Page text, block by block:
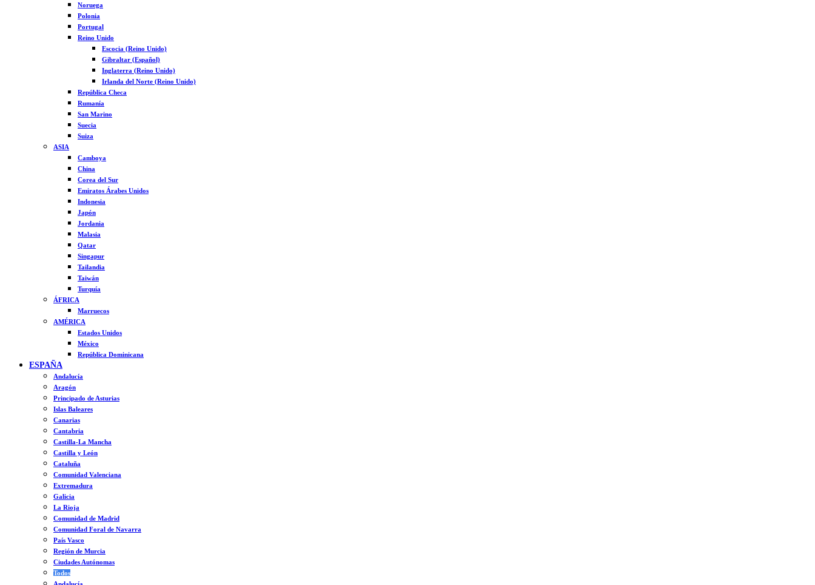
Noruega
Polonia
Portugal
Reino Unido
Escocia (Reino Unido)
Gibraltar (Español)
Inglaterra (Reino Unido)
Irlanda del Norte (Reino Unido)
República Checa
Rumanía
San Marino
Suecia
Suiza
ASIA
Camboya
China
Corea del Sur
Emiratos Árabes Unidos
Indonesia
Japón
Jordania
Malasia
Qatar
Singapur
Tailandia
Taiwán
Turquía
ÁFRICA
Marruecos
AMÉRICA
Estados Unidos
México
República Dominicana
ESPAÑA
Andalucía
Aragón
Principado de Asturias
Islas Baleares
Canarias
Cantabria
Castilla-La Mancha
Castilla y León
Cataluña
Comunidad Valenciana
Extremadura
Galicia
La Rioja
Comunidad de Madrid
Comunidad Foral de Navarra
País Vasco
Región de Murcia
Ciudades Autónomas
Todos